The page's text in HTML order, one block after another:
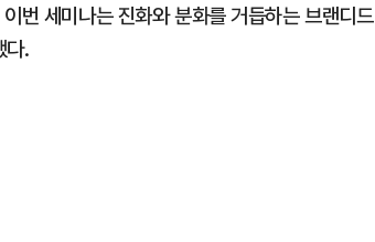
번 세미나는 진화와 분화를 거듭하는 브랜디드
다.